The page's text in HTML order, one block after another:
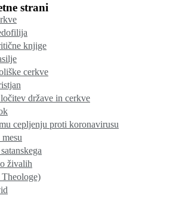
strani
knjige
cerkve
države in cerkve
cepljenju proti koronavirusu
živalih